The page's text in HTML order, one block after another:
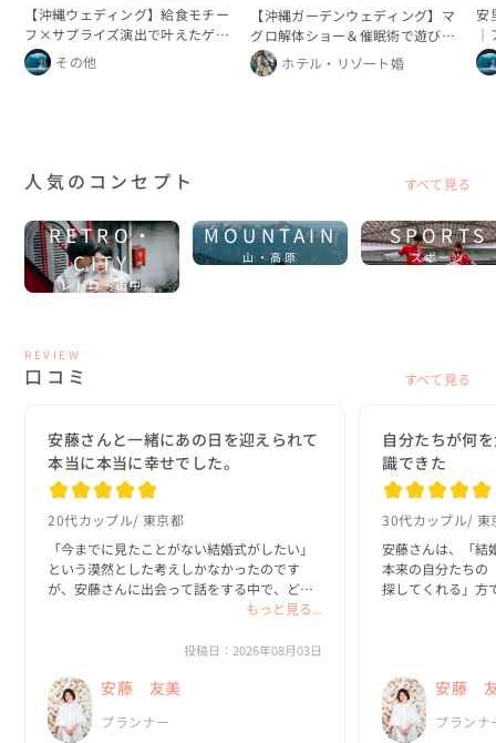
【沖縄ウェディング】給食モチー
フ×サプライズ演出で叶えたゲス
ト参加型結婚式
その他
【沖縄ガーデンウェディング】マ
グロ解体ショー＆催眠術で遊び心
あふれる結婚式
ホテル・リゾート婚
安
ン
人気のコンセプト すべて見る
RETRO・
CITY
レトロ・街中
MOUNTAIN
山・高原
SPORTS
スポーツ
REVIEW
口コミ すべて見る
安藤さんと一緒にあの日を迎えられて
本当に本当に幸せでした。
20代カップル 東京都
「今までに見たことがない結婚式がしたい」
という漠然とした考えしかなかったのです
が、安藤さんに出会って話をする中で、どん
な一日にしたいのか？がどんどん具体的にな
ったことを、安藤さんは「何として...
もっと見る...
投稿日：2026年08月03日
安藤 友美
プランナー
自分たちが何
識できた
30代カップル 東
安藤さんは、「結
本来の自分たちの
探してくれる」方
新郎・新婦に招待
の、ほと...
安藤
プランナ